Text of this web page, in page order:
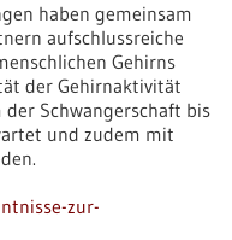
haben gemeinsam
aufschlussreiche
Gehirns
der Gehirnaktivität
Schwangerschaft bis
und zudem mit
zur-